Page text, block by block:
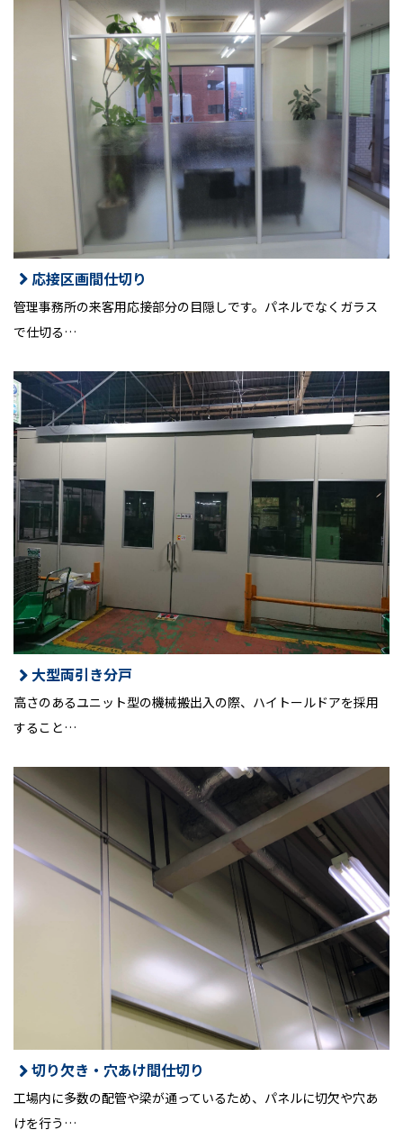
応接区画間仕切り
管理事務所の来客用応接部分の目隠しです。パネルでなくガラス
で仕切る…
大型両引き分戸
高さのあるユニット型の機械搬出入の際、ハイトールドアを採用
すること…
切り欠き・穴あけ間仕切り
工場内に多数の配管や梁が通っているため、パネルに切欠や穴あ
けを行う…